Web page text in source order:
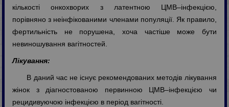
кількості онкохворих з латентною ЦМВ–інфекцією,
порівняно з неінфікованими членами популяції. Як правило,
фертильність не порушена, хоча частіше може бути
невиношування вагітностей.
Лікування:
В даний час не існує рекомендованих методів лікування
жінок з діагностованою первинною ЦМВ–інфекцією чи
рецидивуючою інфекцією в період вагітності.